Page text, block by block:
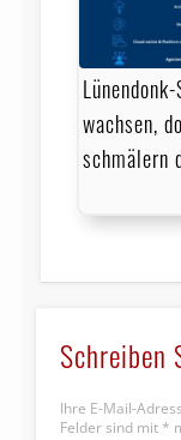
wachsen,
schmälern
Schreiben
Ihre E-Mail-
Felder sind mit *